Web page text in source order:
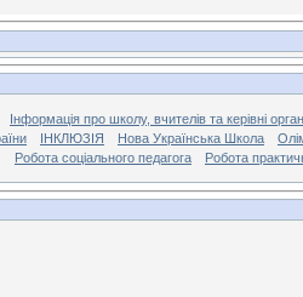
Інформація про школу, вчителів та керівні
ІНКЛЮЗІЯ Нова Українська Школа
Робота соціального педагога
Робота